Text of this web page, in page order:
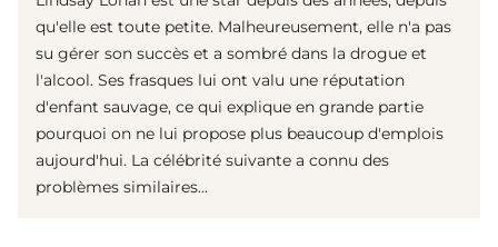
qu'elle est toute petite. Malheureusement, elle n'a pas
su gérer son succès et a sombré dans la drogue et
l'alcool. Ses frasques lui ont valu une réputation
d'enfant sauvage, ce qui explique en grande partie
pourquoi on ne lui propose plus beaucoup d'emplois
aujourd'hui. La célébrité suivante a connu des
problèmes similaires...